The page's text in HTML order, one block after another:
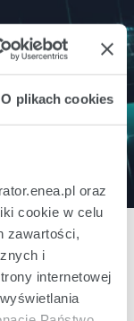
O plikach cookies
oraz
cookie w celu
zawartości,
i
internetowej